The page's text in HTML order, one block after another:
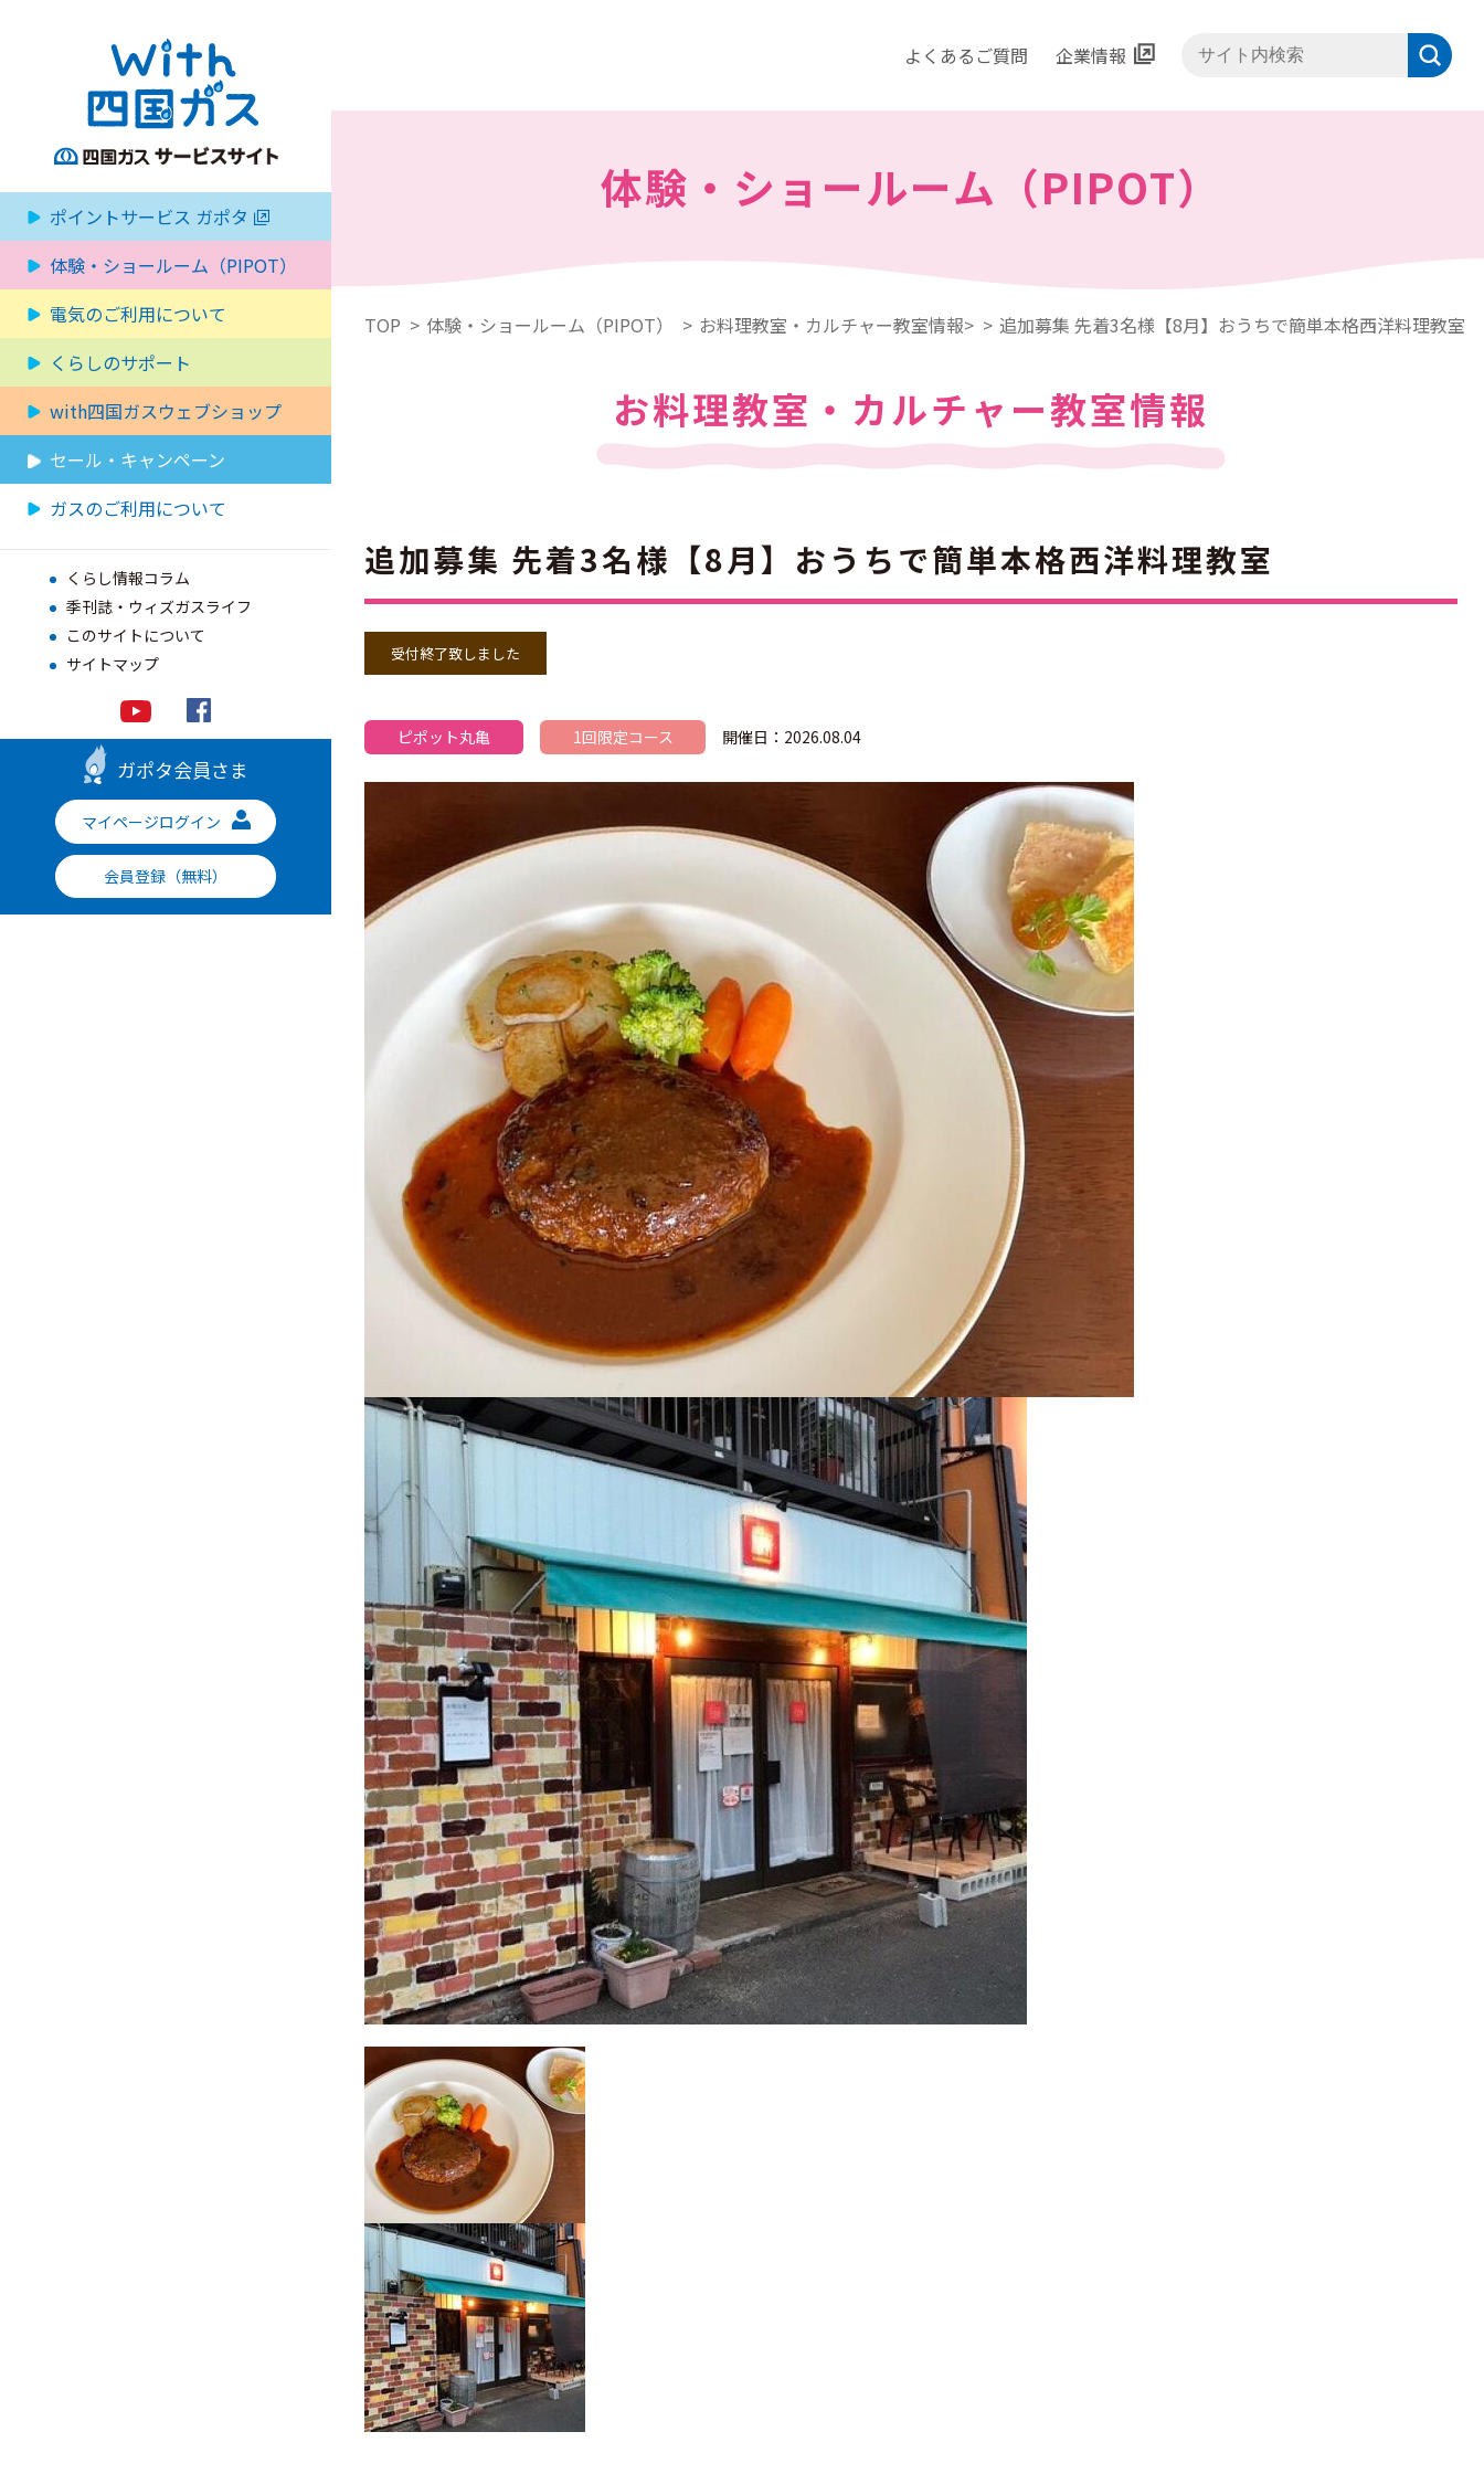
ポイントサービス ガポタ
体験・ショールーム（PIPOT）
電気のご利用について
くらしのサポート
with四国ガスウェブショップ
セール・キャンペーン
ガスのご利用について
くらし情報コラム
季刊誌・ウィズガスライフ
このサイトについて
サイトマップ
ガポタ会員さま
マイページログイン
会員登録（無料）
よくあるご質問 企業情報 サイト内検索
体験・ショールーム （PIPOT）
TOP 体験・ショールーム（PIPOT） お料理教室・カルチャー教室情報> 追加募集 先着3名様【8月】おうちで簡単本格西洋料理教室
お料理教室・カルチャー教室情報
追加募集 先着3名様【8月】おうちで簡単本格西洋料理教室
受付終了致しました
ピポット丸亀 1回限定コース 開催日：2026.08.04